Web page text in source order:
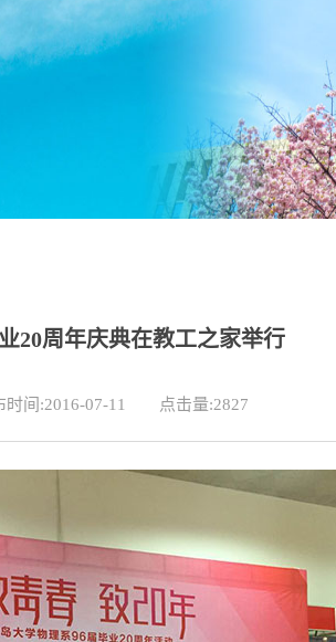
20周年庆典在教工之家举行
时间:2016-07-11 点击量:2827